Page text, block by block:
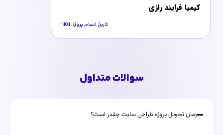
کیمیا فرایند رازی
تاریخ انجام پروژه: 1404
سوالات متداول
زمان تحویل پروژه طراحی سایت چقدر است؟